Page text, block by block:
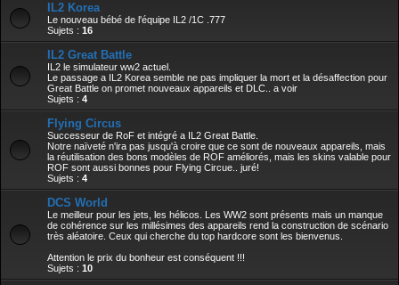
IL2 Korea
Le nouveau bébé de l'équipe IL2 /1C .777
Sujets : 16
IL2 Great Battle
IL2 le simulateur ww2 actuel.
Le passage a IL2 Korea semble ne pas impliquer la mort et la désaffection pour
Great Battle on promet nouveaux appareils et DLC.. a voir
Sujets : 4
Flying Circus
Successeur de RoF et intégré a IL2 Great Battle.
Notre naïveté n'ira pas jusqu'à croire que ce sont de nouveaux appareils, mais
la réutilisation des bons modèles de ROF améliorés, mais les skins valable pour
ROF sont aussi bonnes pour Flying Circue.. juré!
Sujets : 4
DCS World
Le meilleur pour les jets, les hélicos. Les WW2 sont présents mais un manque
de cohérence sur les millésimes des appareils rend la construction de scénario
très aléatoire. Ceux qui cherche du top hardcore sont les bienvenus.
Attention le prix du bonheur est conséquent !!!
Sujets : 10